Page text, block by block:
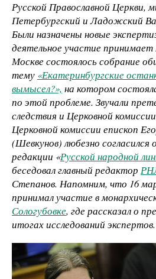
Русской Православной Церкви,
Петербургский и Ладожский
Были назначены новые
деятельное участие принимает
Москве состоялось собрание
тему «Екатеринбургские
вымысел?», на котором
по этой проблеме. Звучали
следствия и Церковной
Церковной комиссии епископ
(Шевкунов) любезно
редакции «Русской народной
беседовал главный редактор
Степанов. Напомним, что 16
принимал участие в
Сологубовке, где рассказал о
итогах исследований экспертов.